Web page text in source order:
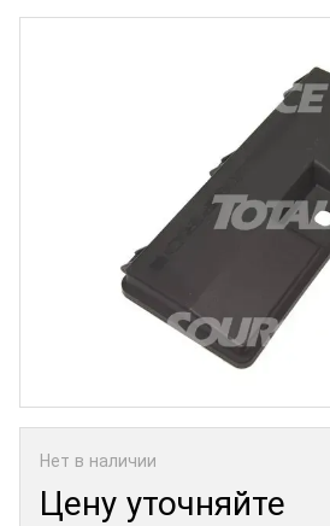
Нет в наличии
Цену уточняйте